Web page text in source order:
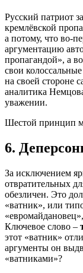
Русский патриот
кремлёвской
а потому, что во-
аргументацию
пропагандой», а
свои
на своей стороне
аналитика
уважении.
Шестой принцип
6.
За исключением
отвратительных
обезличен. Это
«ватник», или
Ключевое слово –
этот «ватник»
аргументы он
«ватниками»?